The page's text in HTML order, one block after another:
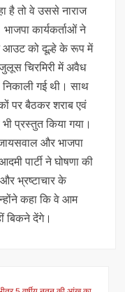
है तो वे उससे नाराज
कार्यकर्ताओं ने
आउट को दूल्हे के रूप में
चिरमिरी में अवैध
निकाली गई थी। साथ
पर बैठकर शराब एवं
प्रस्तुत किया गया।
जायसवाल और भाजपा
पार्टी ने घोषणा की
भ्रष्टाचार के
कहा कि वे आम
बिकने देंगे।